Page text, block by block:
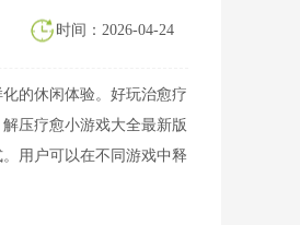
时间：2026-04-24
的休闲体验。好玩治愈疗
压疗愈小游戏大全最新版
用户可以在不同游戏中释